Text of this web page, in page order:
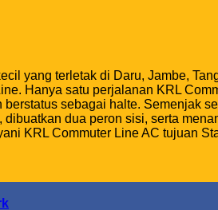
yang terletak di Daru, Jambe,
Hanya satu perjalanan KRL
sebagai halte. Semenjak
dua peron sisi, serta
KRL Commuter Line AC tujuan